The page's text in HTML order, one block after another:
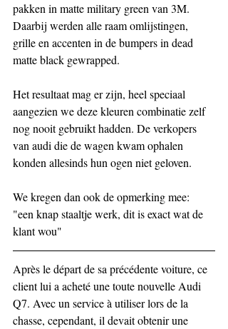
pakken in matte military green van 3M.
Daarbij werden alle raam omlijstingen,
grille en accenten in de bumpers in dead
matte black gewrapped.
Het resultaat mag er zijn, heel speciaal
aangezien we deze kleuren combinatie zelf
nog nooit gebruikt hadden. De verkopers
van audi die de wagen kwam ophalen
konden allesinds hun ogen niet geloven.
We kregen dan ook de opmerking mee:
"een knap staaltje werk, dit is exact wat de
klant wou"
Après le départ de sa précédente voiture, ce
client lui a acheté une toute nouvelle Audi
Q7. Avec un service à utiliser lors de la
chasse, cependant, il devait obtenir une